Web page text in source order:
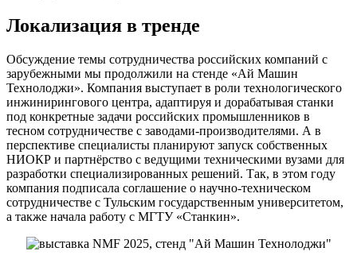
Локализация в тренде
Обсуждение темы сотрудничества российских компаний с
зарубежными мы продолжили на стенде «Ай Машин
Технолоджи». Компания выступает в роли технологического
инжинирингового центра, адаптируя и дорабатывая станки
под конкретные задачи российских промышленников в
тесном сотрудничестве с заводами-производителями. А в
перспективе специалисты планируют запуск собственных
НИОКР и партнёрство с ведущими техническими вузами для
разработки специализированных решений. Так, в этом году
компания подписала соглашение о научно-техническом
сотрудничестве с Тульским государственным университетом,
а также начала работу с МГТУ «Станкин».